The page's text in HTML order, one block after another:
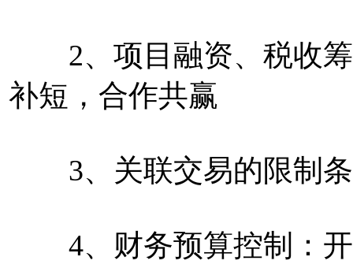
2、项目融资、税收筹
补短，合作共赢
3、关联交易的限制条
4、财务预算控制：开